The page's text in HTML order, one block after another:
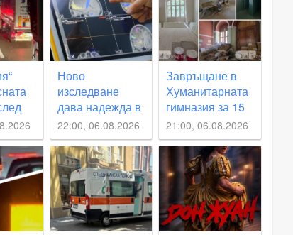
Ново
изследване
дава надежда в
борбата с
мозъчните
тумори
22:00, 06.08.2026
Завръщане в
Хуманитарната
гимназия за 15
септември –
реален срок или
мисия
невъзможна
ВИДЕО
21:00, 06.08.2026